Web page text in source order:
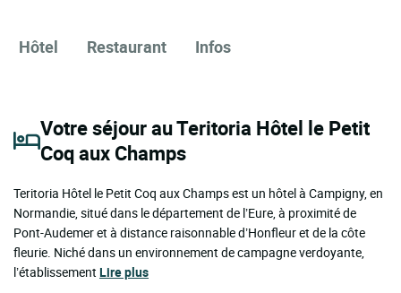
Hôtel Restaurant Infos
Votre séjour au Teritoria Hôtel le Petit
Coq aux Champs
Teritoria Hôtel le Petit Coq aux Champs est un hôtel à Campigny, en
Normandie, situé dans le département de l’Eure, à proximité de
Pont-Audemer et à distance raisonnable d’Honfleur et de la côte
fleurie. Niché dans un environnement de campagne verdoyante,
l’établissement Lire plus